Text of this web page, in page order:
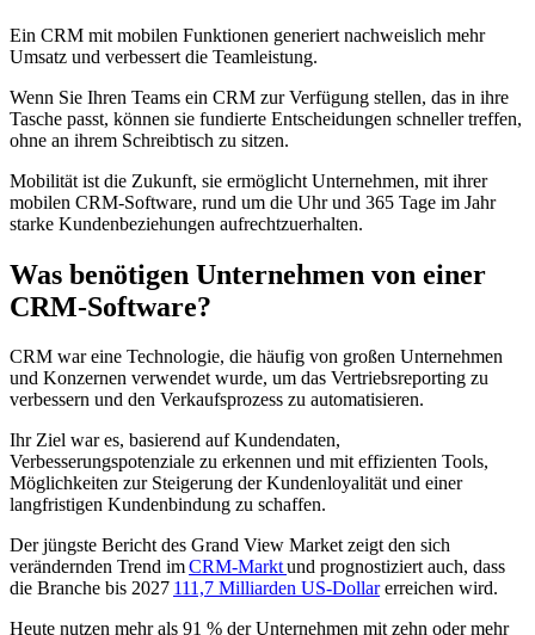
Ein CRM mit mobilen Funktionen generiert nachweislich mehr
Umsatz und verbessert die Teamleistung.
Wenn Sie Ihren Teams ein CRM zur Verfügung stellen, das in ihre
Tasche passt, können sie fundierte Entscheidungen schneller treffen,
ohne an ihrem Schreibtisch zu sitzen.
Mobilität ist die Zukunft, sie ermöglicht Unternehmen, mit ihrer
mobilen CRM-Software, rund um die Uhr und 365 Tage im Jahr
starke Kundenbeziehungen aufrechtzuerhalten.
Was benötigen Unternehmen von einer
CRM-Software?
CRM war eine Technologie, die häufig von großen Unternehmen
und Konzernen verwendet wurde, um das Vertriebsreporting zu
verbessern und den Verkaufsprozess zu automatisieren.
Ihr Ziel war es, basierend auf Kundendaten,
Verbesserungspotenziale zu erkennen und mit effizienten Tools,
Möglichkeiten zur Steigerung der Kundenloyalität und einer
langfristigen Kundenbindung zu schaffen.
Der jüngste Bericht des Grand View Market zeigt den sich
verändernden Trend imCRM-Marktund prognostiziert auch, dass
die Branche bis 2027 111,7 Milliarden US-Dollarerreichen wird.
Heute nutzen mehr als 91 % der Unternehmen mit zehn oder mehr